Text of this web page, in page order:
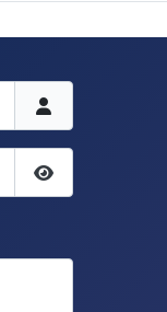
Passwort